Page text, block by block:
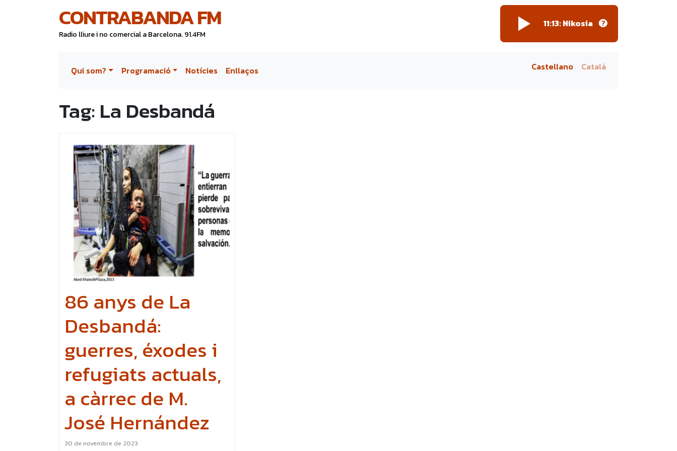
CONTRABANDA FM
Radio lliure i no comercial a Barcelona. 91.4FM
11:13:Nikosia
Qui som? Programació Notícies Enllaços Castellano Català
Tag: La Desbandá
86 anys de La
Desbandá:
guerres, éxodes i
refugiats actuals,
a càrrec de M.
José Hernández
30 de novembre de 2023